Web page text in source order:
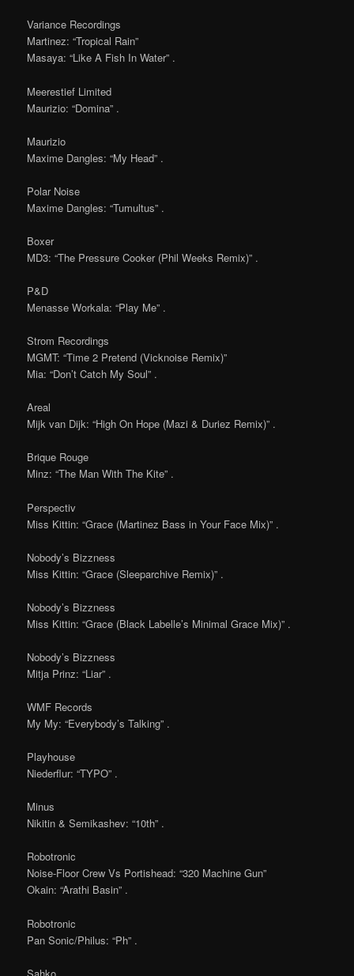
Variance Recordings
Martinez: “Tropical Rain”
Masaya: “Like A Fish In Water” .
Meerestief Limited
Maurizio: “Domina” .
Maurizio
Maxime Dangles: “My Head” .
Polar Noise
Maxime Dangles: “Tumultus” .
Boxer
MD3: “The Pressure Cooker (Phil Weeks Remix)” .
P&D
Menasse Workala: “Play Me” .
Strom Recordings
MGMT: “Time 2 Pretend (Vicknoise Remix)”
Mia: “Don’t Catch My Soul” .
Areal
Mijk van Dijk: “High On Hope (Mazi & Duriez Remix)” .
Brique Rouge
Minz: “The Man With The Kite” .
Perspectiv
Miss Kittin: “Grace (Martinez Bass in Your Face Mix)” .
Nobody’s Bizzness
Miss Kittin: “Grace (Sleeparchive Remix)” .
Nobody’s Bizzness
Miss Kittin: “Grace (Black Labelle’s Minimal Grace Mix)” .
Nobody’s Bizzness
Mitja Prinz: “Liar” .
WMF Records
My My: “Everybody’s Talking” .
Playhouse
Niederflur: “TYPO” .
Minus
Nikitin & Semikashev: “10th” .
Robotronic
Noise-Floor Crew Vs Portishead: “320 Machine Gun”
Okain: “Arathi Basin” .
Robotronic
Pan Sonic/Philus: “Ph” .
Sahko